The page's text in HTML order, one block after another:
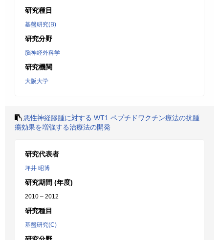
研究種目
基盤研究(B)
研究分野
脳神経外科学
研究機関
大阪大学
悪性神経膠腫に対する WT1 ペプチドワクチン療法の抗腫
瘍効果を増強する治療法の開発
研究代表者
坪井 昭博
研究期間 (年度)
2010 – 2012
研究種目
基盤研究(C)